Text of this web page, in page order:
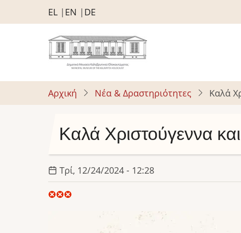
Παράκαμψη
προς
περιεχόμενο
EL EN DE
Αρχική Νέα & Δραστηριότητες Καλά
Καλά Χριστούγεννα
Τρί, 12/24/2024 - 12:28